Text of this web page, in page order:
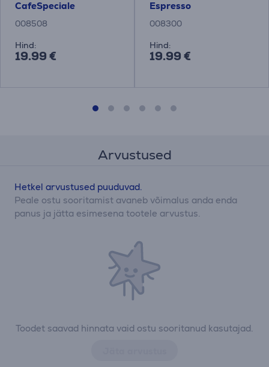
CafeSpeciale
008508
Hind:
19.99 €
Espresso
008300
Hind:
19.99 €
Arvustused
Toodet saavad hinnata vaid ostu sooritanud kasutajad.
Hetkel arvustused puuduvad.
Peale ostu sooritamist avaneb võimalus anda enda
panus ja jätta esimesena tootele arvustus.